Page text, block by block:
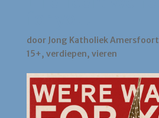
door Jong Katholiek Amersfoort
15+, verdiepen, vieren